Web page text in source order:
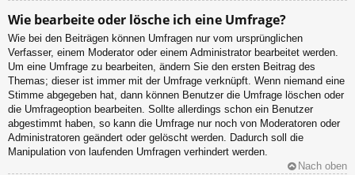
Wie bearbeite oder lösche ich eine Umfrage?
Wie bei den Beiträgen können Umfragen nur vom ursprünglichen
Verfasser, einem Moderator oder einem Administrator bearbeitet werden.
Um eine Umfrage zu bearbeiten, ändern Sie den ersten Beitrag des
Themas; dieser ist immer mit der Umfrage verknüpft. Wenn niemand eine
Stimme abgegeben hat, dann können Benutzer die Umfrage löschen oder
die Umfrageoption bearbeiten. Sollte allerdings schon ein Benutzer
abgestimmt haben, so kann die Umfrage nur noch von Moderatoren oder
Administratoren geändert oder gelöscht werden. Dadurch soll die
Manipulation von laufenden Umfragen verhindert werden.
Nach oben